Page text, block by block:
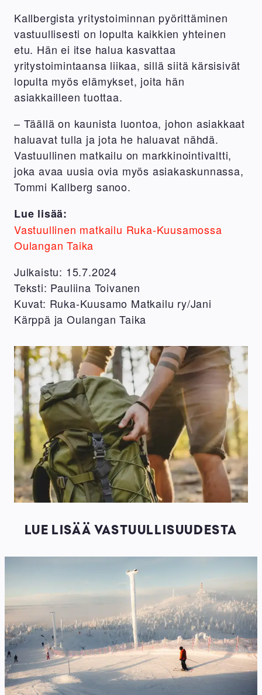
Kallbergista yritystoiminnan pyörittäminen
vastuullisesti on lopulta kaikkien yhteinen
etu. Hän ei itse halua kasvattaa
yritystoimintaansa liikaa, sillä siitä kärsisivät
lopulta myös elämykset, joita hän
asiakkailleen tuottaa.
– Täällä on kaunista luontoa, johon asiakkaat
haluavat tulla ja jota he haluavat nähdä.
Vastuullinen matkailu on markkinointivaltti,
joka avaa uusia ovia myös asiakaskunnassa,
Tommi Kallberg sanoo.
Lue lisää:
Vastuullinen matkailu Ruka-Kuusamossa
Oulangan Taika
Julkaistu: 15.7.2024
Teksti: Pauliina Toivanen
Kuvat: Ruka-Kuusamo Matkailu ry/Jani
Kärppä ja Oulangan Taika
LUE LISÄÄ VASTUULLISUUDESTA